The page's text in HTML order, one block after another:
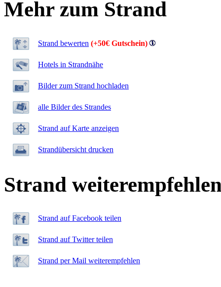
Mehr zum Strand
Strand bewerten (+50€ Gutschein)
Hotels in Strandnähe
Bilder zum Strand hochladen
alle Bilder des Strandes
Strand auf Karte anzeigen
Strandübersicht drucken
Strand
Strand auf Facebook teilen
Strand auf Twitter teilen
Strand per Mail weiterempfehlen